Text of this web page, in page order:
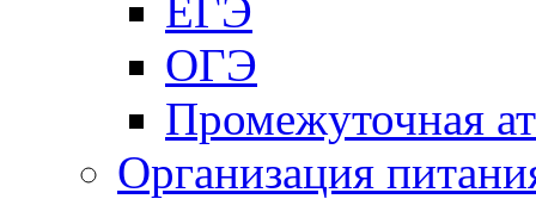
ЕГЭ
ОГЭ
Промежуточная
Организация